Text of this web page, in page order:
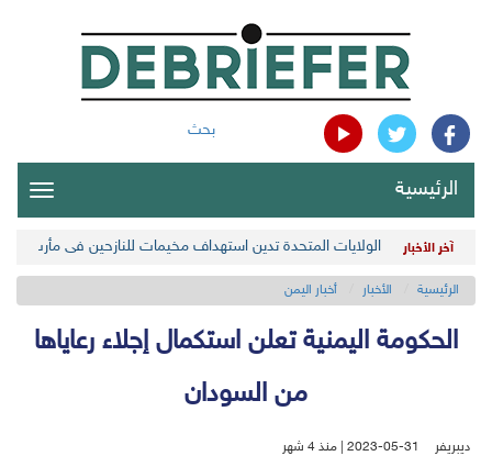
بحث
الرئيسية
آخر الأخبار الولايات المتحدة تدين استهداف مخيمات للنازحين في مأرب
الرئيسية الأخبار أخبار اليمن
الحكومة اليمنية تعلن استكمال إجلاء رعاياها
من السودان
ديبريفر 2023-05-31 | منذ 4 شهر